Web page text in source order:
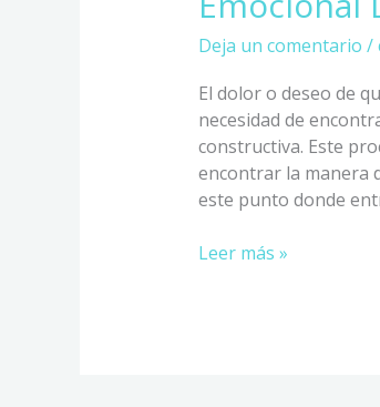
Deja un comentario /
El dolor o deseo de
necesidad de
constructiva. Este
encontrar la manera
este punto donde
Leer más »